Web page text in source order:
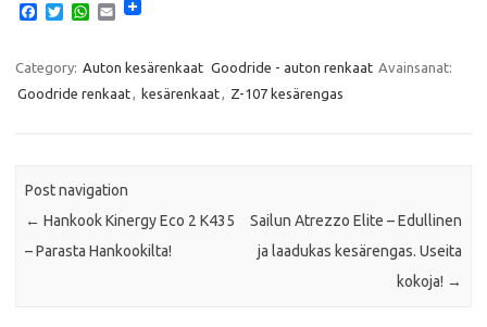
e
b
o
T
t
t
e
W
t
A
E
i
Category: Auton kesärenkaat Goodride - auton renkaat Avainsanat:
Goodride renkaat, kesärenkaat, Z-107 kesärengas
Post navigation
← Hankook Kinergy Eco 2 K435
– Parasta Hankookilta!
Sailun Atrezzo Elite – Edullinen
ja laadukas kesärengas. Useita
kokoja! →